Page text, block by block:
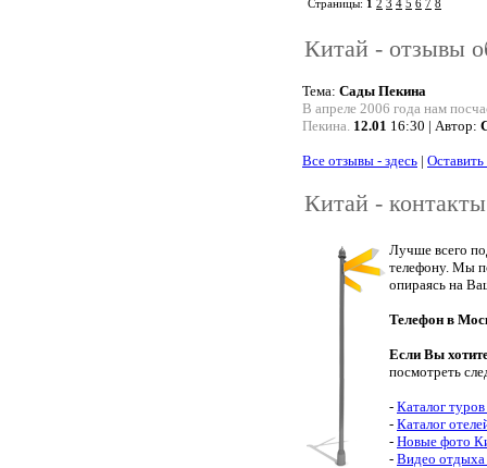
Страницы: 1 2 3 4 5 6 7 8
Китай - отзывы
Тема: Сады Пекина
В апреле 2006 года нам
Пекина. 12.01 16:30 | Автор:
Все отзывы - здесь |
Китай - контакты
Лучше всего
телефону. Мы
опираясь на
Телефон в
Если Вы
посмотреть
- Каталог
- Каталог
- Новые фото
- Видео отдыха